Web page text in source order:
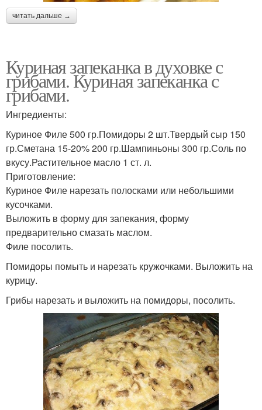
читать дальше →
Куриная запеканка в духовке с
грибами. Куриная запеканка с
грибами.
Ингредиенты:
Куриное Филе 500 гр.Помидоры 2 шт.Твердый сыр 150
гр.Сметана 15-20% 200 гр.Шампиньоны 300 гр.Соль по
вкусу.Растительное масло 1 ст. л.
Приготовление:
Куриное Филе нарезать полосками или небольшими
кусочками.
Выложить в форму для запекания, форму
предварительно смазать маслом.
Филе посолить.
Помидоры помыть и нарезать кружочками. Выложить на
курицу.
Грибы нарезать и выложить на помидоры, посолить.